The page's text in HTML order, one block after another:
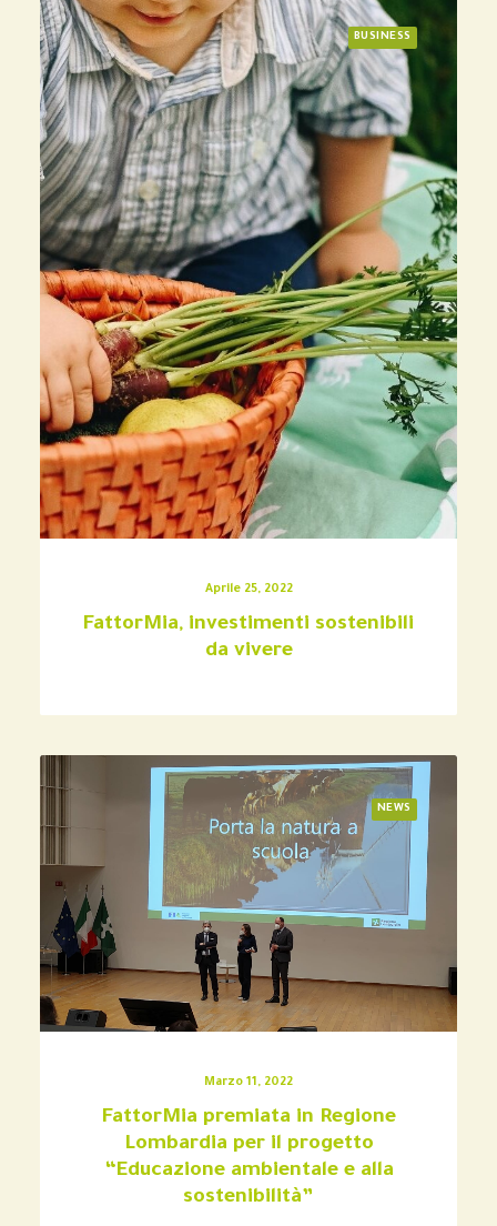
BUSINESS
Aprile 25, 2022
FattorMia, investimenti sostenibili
da vivere
NEWS
Marzo 11, 2022
FattorMia premiata in Regione
Lombardia per il progetto
“Educazione ambientale e alla
sostenibilità”